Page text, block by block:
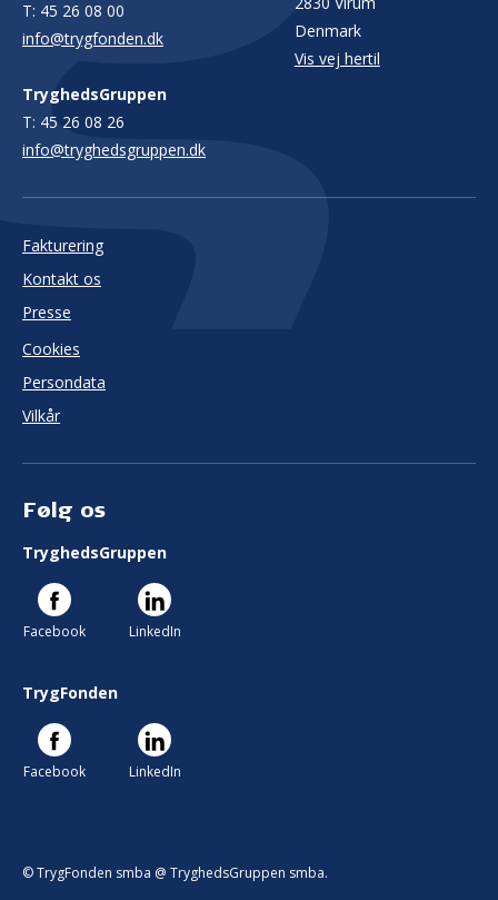
T: 45 26 08 00
info@trygfonden.dk
TryghedsGruppen
T: 45 26 08 26
info@tryghedsgruppen.dk
Denmark
Vis vej hertil
Fakturering
Kontakt os
Presse
Cookies
Persondata
Vilkår
Følg os
TryghedsGruppen
Facebook LinkedIn
TrygFonden
Facebook LinkedIn
© TrygFonden smba @ TryghedsGruppen smba.